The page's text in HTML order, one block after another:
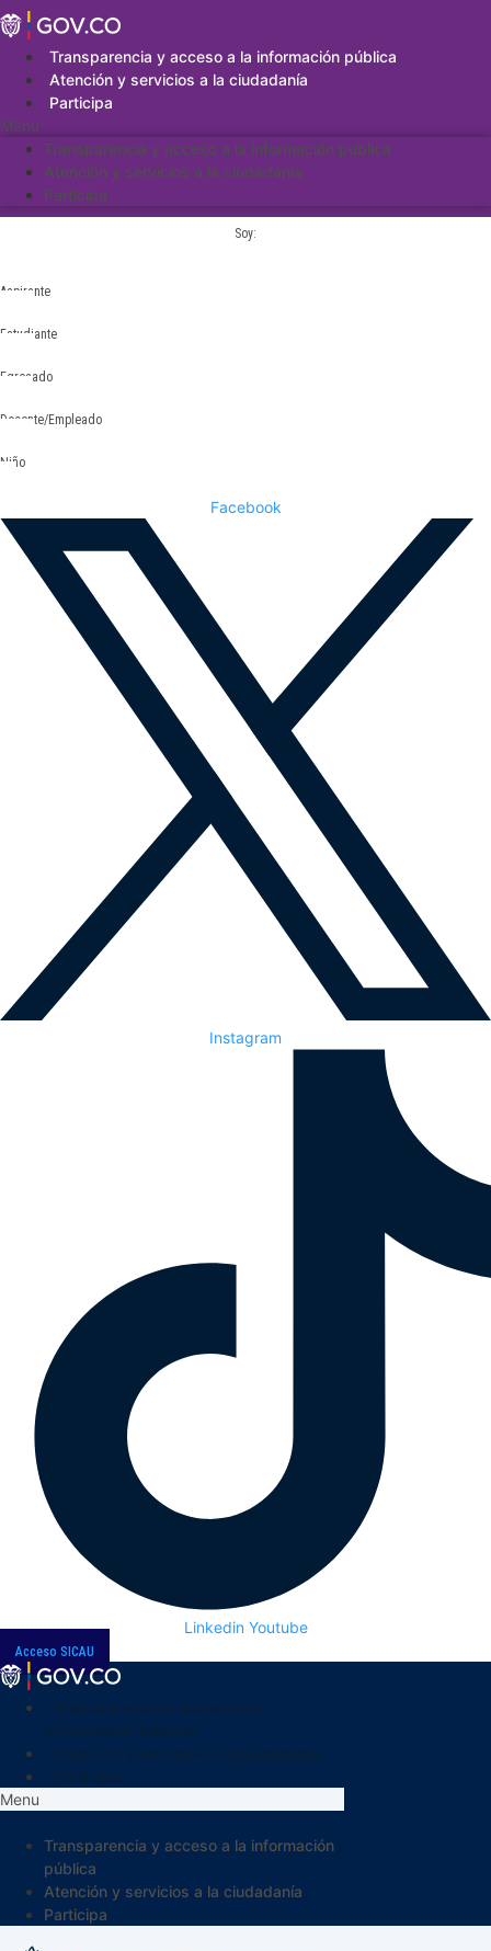
Saltar
al
contenidoTransparencia y acceso a la información pública
Atención y servicios a la ciudadanía
Participa
Menu
Transparencia y acceso a la información pública
Atención y servicios a la ciudadanía
Participa
Soy:
Aspirante
Estudiante
Egresado
Docente/Empleado
Niño
Facebook
Instagram
Linkedin Youtube
Acceso SICAU
Menu
Transparencia y acceso a la información
pública
Atención y servicios a la ciudadanía
Participa